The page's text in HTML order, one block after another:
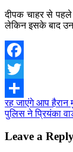
दीपक चाहर से पहले
लेकिन इसके बाद
Facebook
Twitter
Share
Post
navigation
रह जाएंगे आप हैरान
पुलिस ने प्रियंका
Leave a